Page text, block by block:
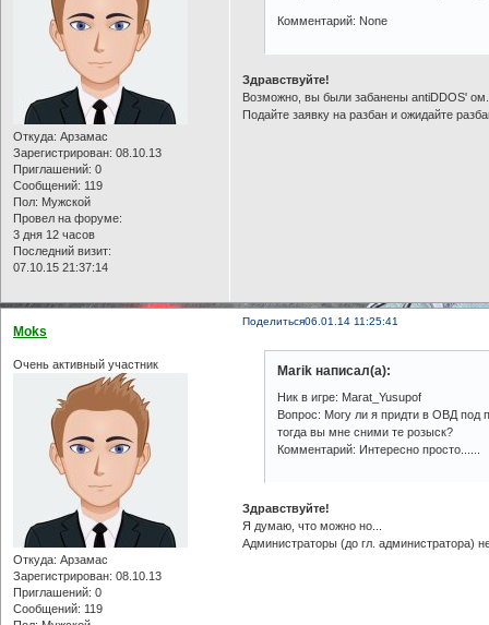
Откуда: Арзамас
Зарегистрирован: 08.10.13
Приглашений: 0
Сообщений: 119
Пол: Мужской
Провел на форуме:
3 дня 12 часов
Последний визит:
07.10.15 21:37:14
Комментарий: None
Здравствуйте!
Возможно, вы были забанены antiDDOS' ом.
Подайте заявку на разбан и ожидайте
Поделиться06.01.14 11:25:41
Moks
Очень активный участник
Откуда: Арзамас
Зарегистрирован: 08.10.13
Приглашений: 0
Сообщений: 119
Marik написал(а):
Ник в игре: Marat_Yusupof
Вопрос: Могу ли я придти в ОВД под
тогда вы мне сними те розыск?
Комментарий: Интересно просто......
Здравствуйте!
Я думаю, что можно но...
Администраторы (до гл. администратора)